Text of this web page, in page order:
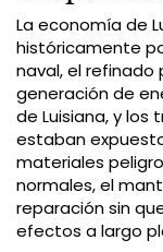
La economía de
históricamente
naval, el
generación de
de Luisiana, y
estaban
materiales
normales, el
reparación sin
efectos a largo